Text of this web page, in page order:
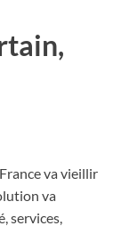
va vieillir
va
services,